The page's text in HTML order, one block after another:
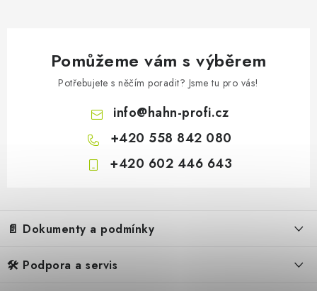
Pomůžeme vám s výběrem
Potřebujete s něčím poradit? Jsme tu pro vás!
info@hahn-profi.cz
+420 558 842 080
+420 602 446 643
a
t
📄 Dokumenty a podmínky
Obchodní podmínky
🛠️ Podpora a servis